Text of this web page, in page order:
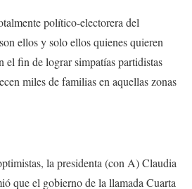
político-electorera del
ellos y solo ellos quienes quieren
el fin de lograr simpatías partidistas
miles de familias en aquellas zonas
la presidenta (con A) Claudia
que el gobierno de la llamada Cuarta